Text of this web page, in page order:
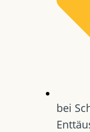
bei